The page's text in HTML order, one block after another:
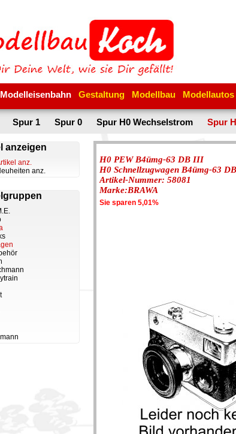
Modelleisenbahn Gestaltung Modellbau Modellautos
Spur 1 Spur 0 Spur H0 Wechselstrom Spur
anzeigen
anz.
anz.
H0 PEW B4ümg-63 DB III
H0 Schnellzugwagen B4ümg-63
Artikel-Nummer: 58081
Marke:BRAWA
Sie sparen 5,01%